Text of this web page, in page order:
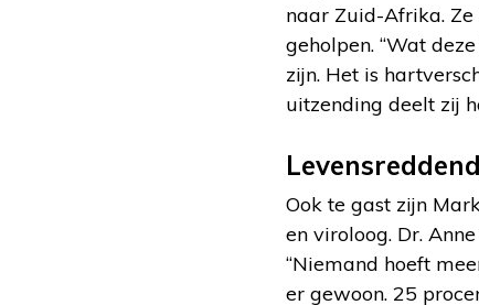
naar Zuid-Afrika.
geholpen. “Wat
zijn. Het is
uitzending deelt zij
Ook te gast zijn
en viroloog. Dr.
“Niemand hoeft
er gewoon. 25